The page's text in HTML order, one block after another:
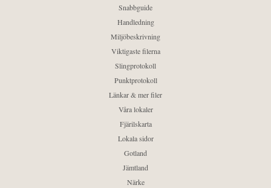
Snabbguide
Handledning
Miljöbeskrivning
Viktigaste filerna
Slingprotokoll
Punktprotokoll
Länkar & mer filer
Våra lokaler
Fjärilskarta
Lokala sidor
Gotland
Jämtland
Närke